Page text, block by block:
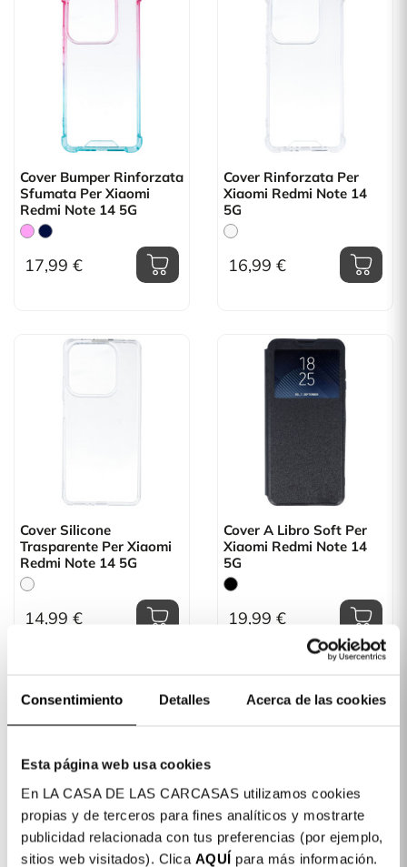
Consentimiento Detalles Acerca de las cookies
Esta página web usa cookies
En LA CASA DE LAS CARCASAS utilizamos cookies
propias y de terceros para fines analíticos y mostrarte
publicidad relacionada con tus preferencias (por ejemplo,
sitios web visitados). Clica AQUÍ para más información.
Cover Bumper Rinforzata
Sfumata Per Xiaomi
Redmi Note 14 5G
17,99 €
Cover Rinforzata Per
Xiaomi Redmi Note 14
5G
16,99 €
Cover Silicone
Trasparente Per Xiaomi
Redmi Note 14 5G
14,99 €
Cover A Libro Soft Per
Xiaomi Redmi Note 14
5G
19,99 €
ESAURITO